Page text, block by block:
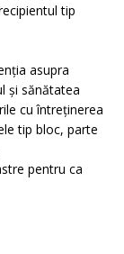
tip
asupra
și sănătatea
cu întreținerea
tip bloc, parte
pentru ca